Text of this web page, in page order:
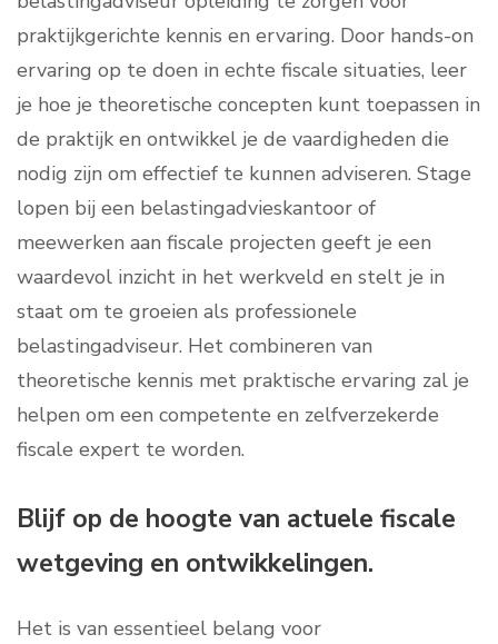
praktijkgerichte kennis en ervaring. Door hands-on
ervaring op te doen in echte fiscale situaties, leer
je hoe je theoretische concepten kunt toepassen in
de praktijk en ontwikkel je de vaardigheden die
nodig zijn om effectief te kunnen adviseren. Stage
lopen bij een belastingadvieskantoor of
meewerken aan fiscale projecten geeft je een
waardevol inzicht in het werkveld en stelt je in
staat om te groeien als professionele
belastingadviseur. Het combineren van
theoretische kennis met praktische ervaring zal je
helpen om een competente en zelfverzekerde
fiscale expert te worden.
Blijf op de hoogte van actuele fiscale
wetgeving en ontwikkelingen.
Het is van essentieel belang voor